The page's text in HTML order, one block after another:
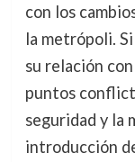
con los
la metrópoli.
su relación
puntos
seguridad y la
introducción